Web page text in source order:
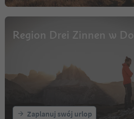
Region Drei Zinnen w
Zaplanuj swój urlop